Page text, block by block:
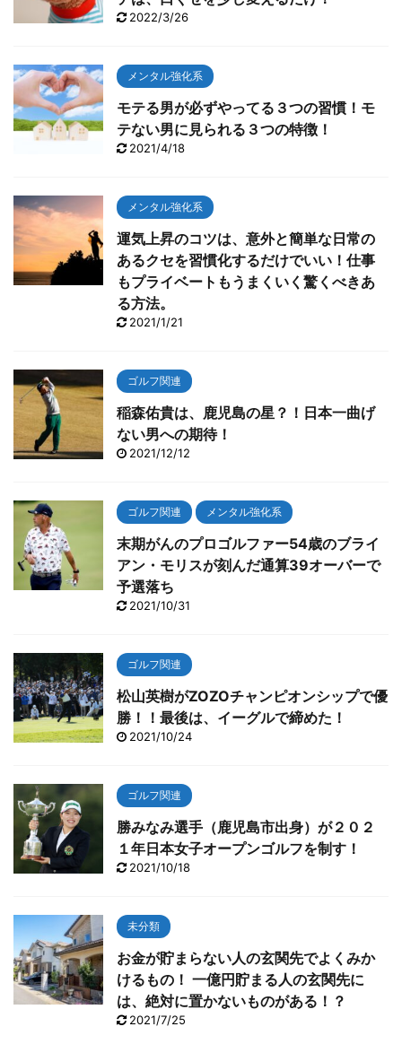
2022/3/26
メンタル強化系
モテる男が必ずやってる３つの習慣！モ
テない男に見られる３つの特徴！
2021/4/18
メンタル強化系
運気上昇のコツは、意外と簡単な日常の
あるクセを習慣化するだけでいい！仕事
もプライベートもうまくいく驚くべきあ
る方法。
2021/1/21
ゴルフ関連
稲森佑貴は、鹿児島の星？！日本一曲げ
ない男への期待！
2021/12/12
ゴルフ関連 メンタル強化系
末期がんのプロゴルファー54歳のブライ
アン・モリスが刻んだ通算39オーバーで
予選落ち
2021/10/31
ゴルフ関連
松山英樹がZOZOチャンピオンシップで優
勝！！最後は、イーグルで締めた！
2021/10/24
ゴルフ関連
勝みなみ選手（鹿児島市出身）が２０２
１年日本女子オープンゴルフを制す！
2021/10/18
未分類
お金が貯まらない人の玄関先でよくみか
けるもの！ 一億円貯まる人の玄関先に
は、絶対に置かないものがある！？
2021/7/25